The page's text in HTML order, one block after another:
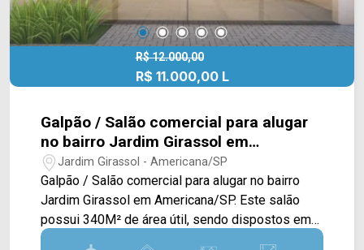
R$ 12.000,00
R$ 11.000,00 L
Galpão / Salão comercial para alugar
no bairro Jardim Girassol em
Americana/SP
Jardim Girassol - Americana/SP
Galpão / Salão comercial para alugar no bairro
Jardim Girassol em Americana/SP. Este salão
possui 340M² de área útil, sendo dispostos em
um amplo salão térreo com pé direito alto, de